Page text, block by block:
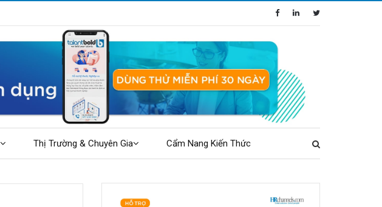
Thị Trường & Chuyên Gia Cẩm Nang Kiến Thức